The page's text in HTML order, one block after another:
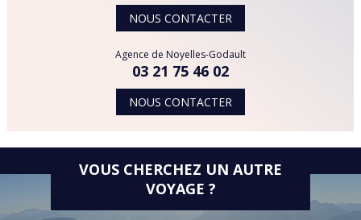
NOUS CONTACTER
Agence de Noyelles-Godault
03 21 75 46 02
NOUS CONTACTER
VOUS CHERCHEZ UN AUTRE
VOYAGE ?